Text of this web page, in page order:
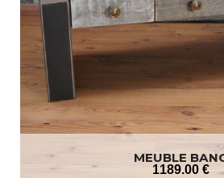
MEUBLE
1189.00 €